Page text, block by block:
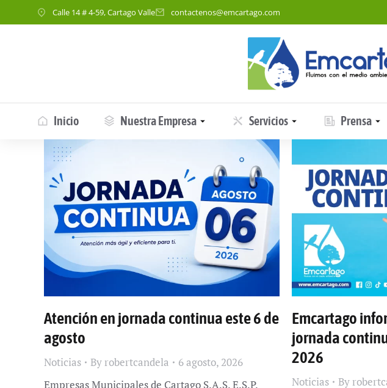
Calle 14 # 4-59, Cartago Valle contactenos@emcartago.com
Inicio Nuestra Empresa Servicios Prensa
Atención en jornada continua este 6 de
agosto
Noticias By robertcandela
6 agosto, 2026
Empresas Municipales de Cartago S.A.S. E.S.P.
Emcartago
jornada
2026
Noticias By